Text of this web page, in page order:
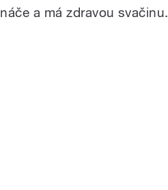
a má zdravou svačinu.